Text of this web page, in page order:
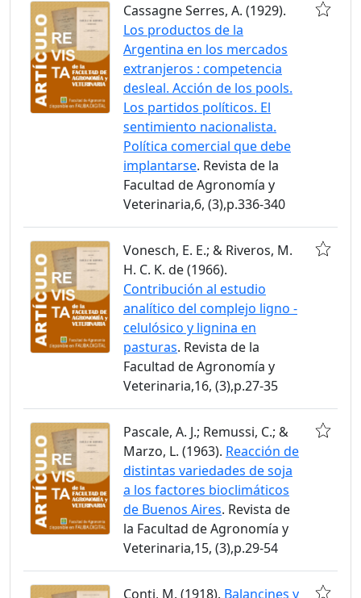
Cassagne Serres, A. (1929).
Los productos de la
Argentina en los mercados
extranjeros : competencia
desleal. Acción de los pools.
Los partidos políticos. El
sentimiento nacionalista.
Política comercial que debe
implantarse. Revista de la
Facultad de Agronomía y
Veterinaria,6, (3),p.336-340
Vonesch, E. E.; & Riveros, M.
H. C. K. de (1966).
Contribución al estudio
analítico del complejo ligno -
celulósico y lignina en
pasturas. Revista de la
Facultad de Agronomía y
Veterinaria,16, (3),p.27-35
Pascale, A. J.; Remussi, C.; &
Marzo, L. (1963). Reacción de
distintas variedades de soja
a los factores bioclimáticos
de Buenos Aires. Revista de
la Facultad de Agronomía y
Veterinaria,15, (3),p.29-54
Conti, M. (1918). Balancines y